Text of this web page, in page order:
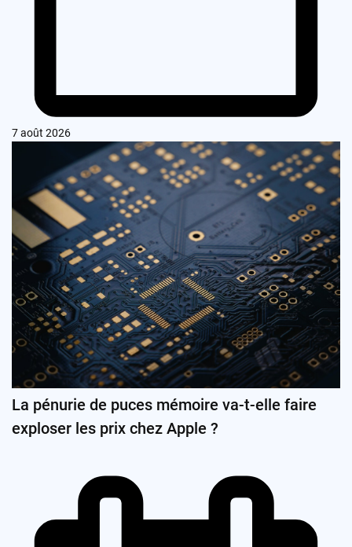
7 août 2026
La pénurie de puces mémoire va-t-elle faire
exploser les prix chez Apple ?